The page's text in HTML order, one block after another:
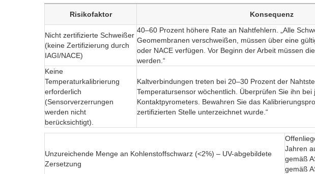
Risikofaktor Konsequenz
Nicht zertifizierte Schweißer
(keine Zertifizierung durch
IAGI/NACE)
40–60 Prozent höhere Rate an Nahtfehlern. „Alle
Geomembranen verschweißen, müssen über eine
oder NACE verfügen. Vor Beginn der Arbeit müssen
werden.“
Keine
Temperaturkalibrierung
erforderlich
(Sensorverzerrungen
werden nicht
berücksichtigt).
Kaltverbindungen treten bei 20–30 Prozent der
Temperatursensor wöchentlich. Überprüfen Sie ihn
Kontaktpyrometers. Bewahren Sie das
zertifizierten Stelle unterzeichnet wurde.“
Unzureichende Menge an Kohlenstoffschwarz (<2%) – UV-abgebildete
Zersetzung
Jahren
gemäß
gemäß